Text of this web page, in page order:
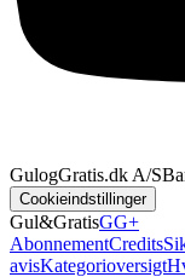
GulogGratis.dk A/S
Cookieindstillinger
Gul&GratisGG+
AbonnementCredits
avisKategorioversigt